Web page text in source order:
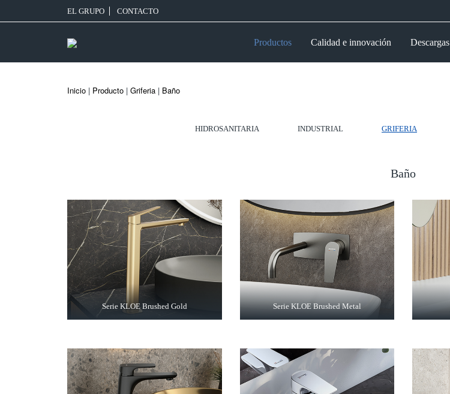
EL GRUPO CONTACTO
Productos Calidad e innovación Descargas
Inicio | Producto | Griferia | Baño
HIDROSANITARIA INDUSTRIAL GRIFERIA
Baño
Serie KLOE Brushed Gold Serie KLOE Brushed Metal